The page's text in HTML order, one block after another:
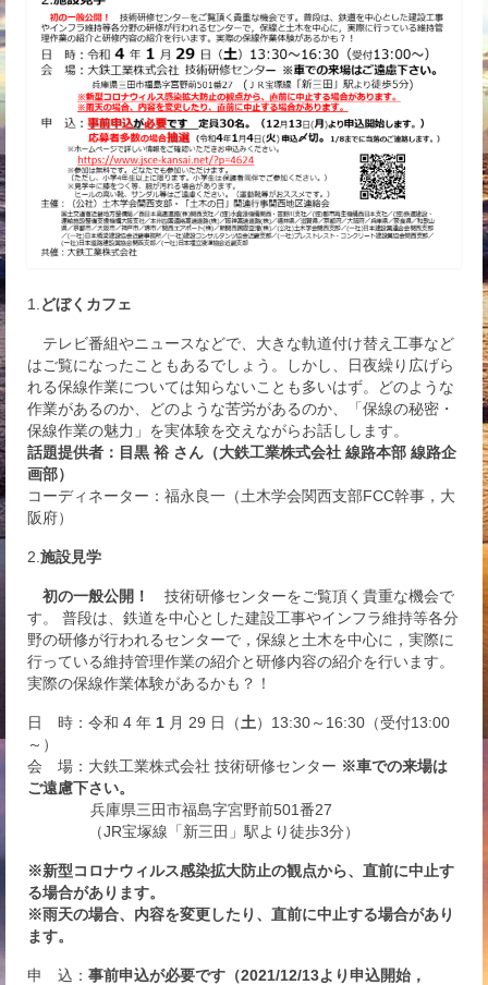
1. どぼくカフェ
テレビ番組やニュースなどで、大きな軌道付け替え工事など
はご覧になったこともあるでしょう。しかし、日夜繰り広げら
れる保線作業については知らないことも多いはず。どのような
作業があるのか、どのような苦労があるのか、「保線の秘密・
保線作業の魅力」を実体験を交えながらお話しします。
話題提供者：目黒 裕 さん（大鉄工業株式会社 線路本部 線路企
画部）
コーディネーター：福永良一（土木学会関西支部FCC幹事，大
阪府）
2. 施設見学
初の一般公開！
技術研修センターをご覧頂く貴重な機会で
す。 普段は、鉄道を中心とした建設工事やインフラ維持等各分
野の研修が行われるセンターで，保線と土木を中心に，実際に
行っている維持管理作業の紹介と研修内容の紹介を行います。
実際の保線作業体験があるかも？！
日 時：令和 4 年 1 月 29 日（土）13:30～16:30（受付13:00
～）
会 場：大鉄工業株式会社 技術研修センター ※車での来場は
ご遠慮下さい。
兵庫県三田市福島字宮野前501番27
（JR宝塚線「新三田」駅より徒歩3分）
※新型コロナウィルス感染拡大防止の観点から、直前に中止す
る場合があります。
※雨天の場合、内容を変更したり、直前に中止する場合があり
ます。
申 込： 事前申込が必要です（2021/12/13より申込開始，